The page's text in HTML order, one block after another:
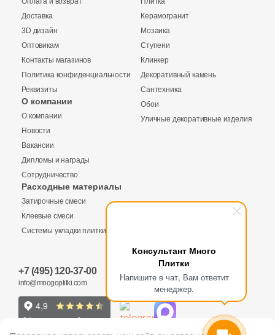
Консультант Много
Плитки
Напишите в чат, Вам ответит
менеджер.
Italon (Италон) (
Keope (6)
133
Kerama Marazzi (1284)
Keramex (2)
Keramika Modus (
Keratile (
Keros Ceramica (11)
LASSELSBERGER CERAMICS (
14
La Fenice (8)
La Platera (61)
LandDecor (4)
Купить в 1 клик
Количество
Общая стоимость
Заявка на бесплатный 3D дизайн
Телефон
Запрос аналогов
Ваше имя
Обратная связь
Ваше имя
Доставка
3D дизайн
Оптовикам
Контакты магазинов
Политика конфиденциальности
Реквизиты
О компании
О компании
Новости
Вакансии
Дипломы и награды
Сотрудничество
Расходные материалы
Затирочные смеси
Клеевые смеси
Системы укладки плитки
Керамогранит
Мозаика
Ступени
Клинкер
Декоративный камень
Сантехника
Обои
Уличные декоративные изделия
+7 (495) 120-37-00
info@mnogoplitki.com